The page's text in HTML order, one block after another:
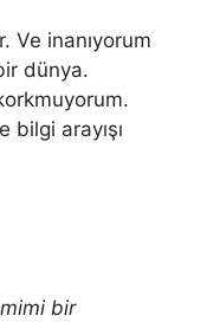
Ve inanıyorum
dünya.
arayışı
bir